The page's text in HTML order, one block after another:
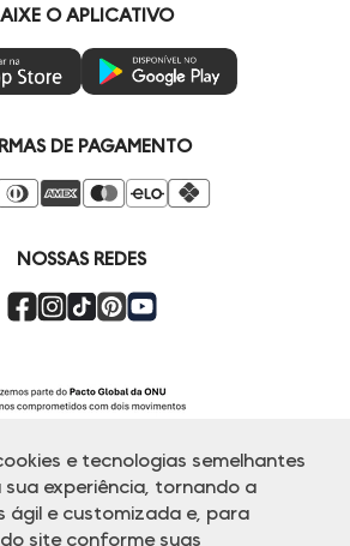
e tecnologias semelhantes
experiência, tornando a
ágil e customizada e, para
site conforme suas
O APLICATIVO
DE PAGAMENTO
NOSSAS REDES